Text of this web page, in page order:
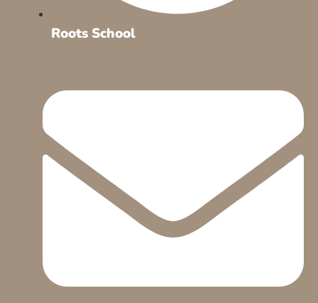
Roots School